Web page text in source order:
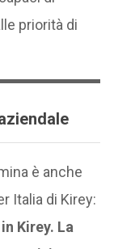
priorità di
è anche
Italia di Kirey:
Kirey. La